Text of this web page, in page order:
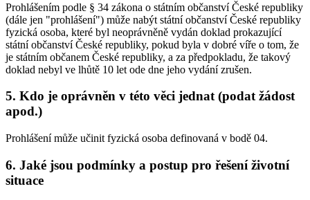
Prohlášením podle § 34 zákona o státním občanství České republiky
(dále jen "prohlášení") může nabýt státní občanství České republiky
fyzická osoba, které byl neoprávněně vydán doklad prokazující
státní občanství České republiky, pokud byla v dobré víře o tom, že
je státním občanem České republiky, a za předpokladu, že takový
doklad nebyl ve lhůtě 10 let ode dne jeho vydání zrušen.
5. Kdo je oprávněn v této věci jednat (podat žádost
apod.)
Prohlášení může učinit fyzická osoba definovaná v bodě 04.
6. Jaké jsou podmínky a postup pro řešení životní
situace